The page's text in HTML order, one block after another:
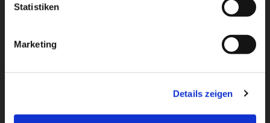
Statistiken
Marketing
Details zeigen